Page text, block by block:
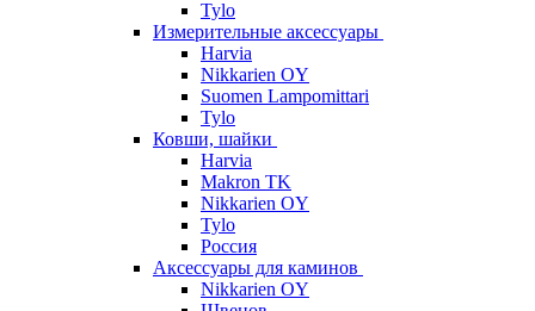
Tylo
Измерительные аксессуары
Harvia
Nikkarien OY
Suomen Lampomittari
Tylo
Ковши, шайки
Harvia
Makron TK
Nikkarien OY
Tylo
Россия
Аксессуары для каминов
Nikkarien OY